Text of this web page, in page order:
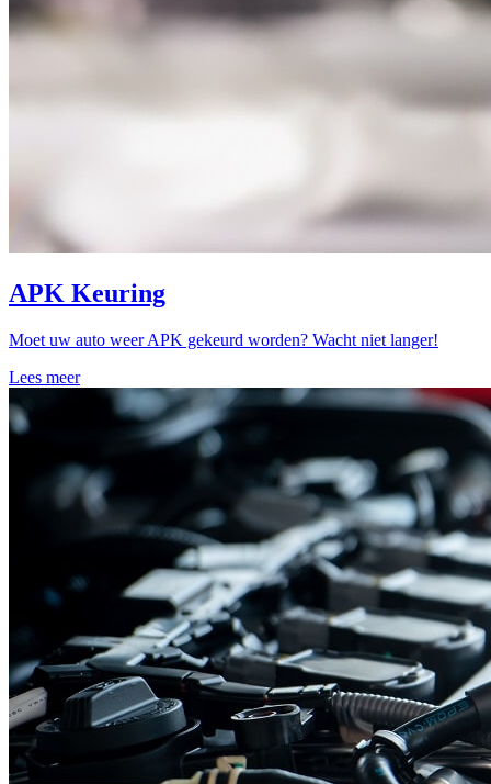
APK Keuring
Moet uw auto weer APK gekeurd worden? Wacht niet langer!
Lees meer